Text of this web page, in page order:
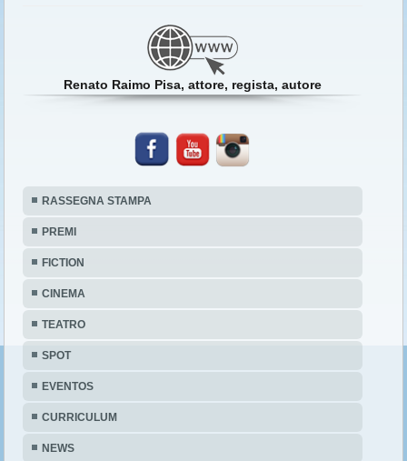
Renato Raimo Pisa, attore, regista, autore
RASSEGNA STAMPA
PREMI
FICTION
CINEMA
TEATRO
SPOT
EVENTOS
CURRICULUM
NEWS